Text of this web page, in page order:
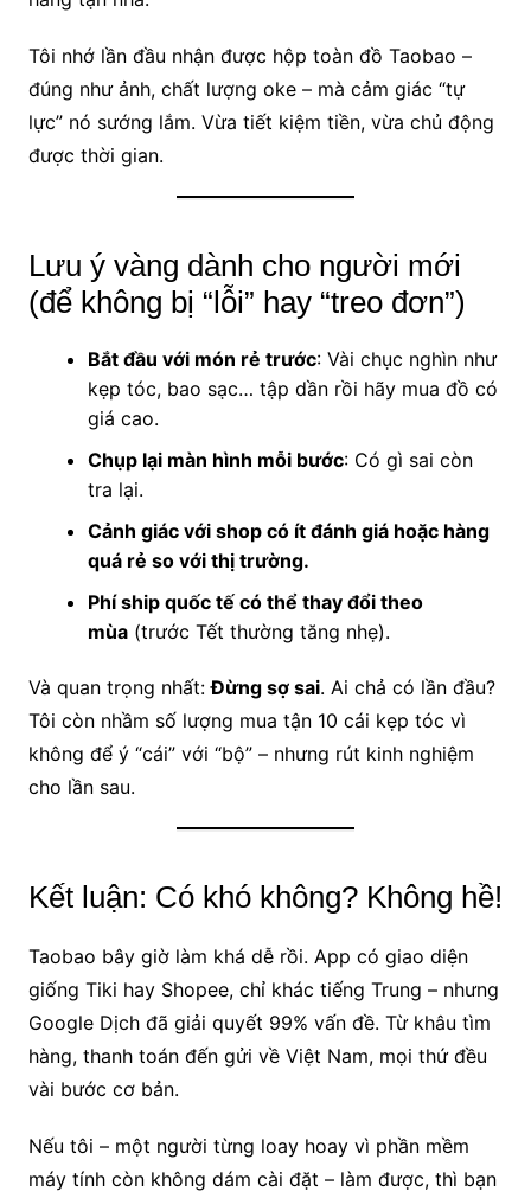
Tôi nhớ lần đầu nhận được hộp toàn đồ Taobao –
đúng như ảnh, chất lượng oke – mà cảm giác “tự
lực” nó sướng lắm. Vừa tiết kiệm tiền, vừa chủ động
được thời gian.
Lưu ý vàng dành cho người mới
(để không bị “lỗi” hay “treo đơn”)
Bắt đầu với món rẻ trước: Vài chục nghìn như
kẹp tóc, bao sạc… tập dần rồi hãy mua đồ có
giá cao.
Chụp lại màn hình mỗi bước: Có gì sai còn
tra lại.
Cảnh giác với shop có ít đánh giá hoặc hàng
quá rẻ so với thị trường.
Phí ship quốc tế có thể thay đổi theo
mùa(trước Tết thường tăng nhẹ).
Và quan trọng nhất:Đừng sợ sai. Ai chả có lần đầu?
Tôi còn nhầm số lượng mua tận 10 cái kẹp tóc vì
không để ý “cái” với “bộ” – nhưng rút kinh nghiệm
cho lần sau.
Kết luận: Có khó không? Không hề!
Taobao bây giờ làm khá dễ rồi. App có giao diện
giống Tiki hay Shopee, chỉ khác tiếng Trung – nhưng
Google Dịch đã giải quyết 99% vấn đề. Từ khâu tìm
hàng, thanh toán đến gửi về Việt Nam, mọi thứ đều
vài bước cơ bản.
Nếu tôi – một người từng loay hoay vì phần mềm
máy tính còn không dám cài đặt – làm được, thì bạn